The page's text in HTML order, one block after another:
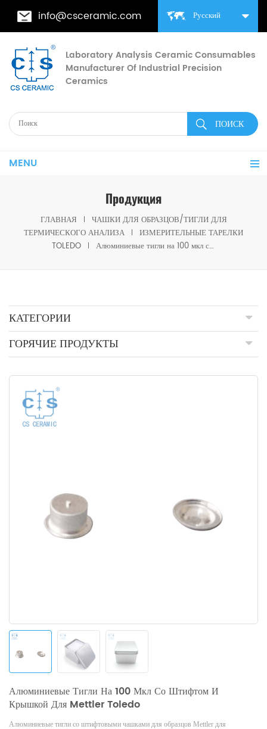
Русский
info@csceramic.com
Laboratory Analysis Ceramic Consumables
Manufacturer Of Industrial Precision
Ceramics
MENU
Продукция
ГЛАВНАЯ
ЧАШКИ ДЛЯ ОБРАЗЦОВ/ТИГЛИ ДЛЯ
ТЕРМИЧЕСКОГО АНАЛИЗА
ИЗМЕРИТЕЛЬНЫЕ ТАРЕЛКИ
TOLEDO
Алюминиевые тигли на 100 мкл со штифтом и крышкой для Mettler toledo
КАТЕГОРИИ
ГОРЯЧИЕ ПРОДУКТЫ
Алюминиевые Тигли На 100 Мкл Со Штифтом И
Крышкой Для Mettler Toledo
Алюминиевые тигли со штифтовыми чашками для образцов Mettler для